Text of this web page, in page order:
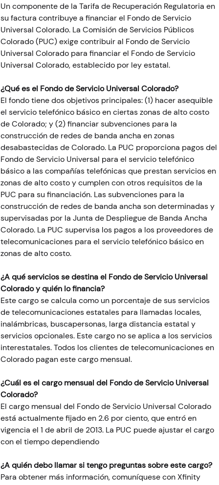
Un componente de la Tarifa de Recuperación Regulatoria en
su factura contribuye a financiar el Fondo de Servicio
Universal Colorado. La Comisión de Servicios Públicos
Colorado (PUC) exige contribuir al Fondo de Servicio
Universal Colorado para financiar el Fondo de Servicio
Universal Colorado, establecido por ley estatal.
¿Qué es el Fondo de Servicio Universal Colorado?
El fondo tiene dos objetivos principales: (1) hacer asequible
el servicio telefónico básico en ciertas zonas de alto costo
de Colorado; y (2) financiar subvenciones para la
construcción de redes de banda ancha en zonas
desabastecidas de Colorado. La PUC proporciona pagos del
Fondo de Servicio Universal para el servicio telefónico
básico a las compañías telefónicas que prestan servicios en
zonas de alto costo y cumplen con otros requisitos de la
PUC para su financiación. Las subvenciones para la
construcción de redes de banda ancha son determinadas y
supervisadas por la Junta de Despliegue de Banda Ancha
Colorado. La PUC supervisa los pagos a los proveedores de
telecomunicaciones para el servicio telefónico básico en
zonas de alto costo.
¿A qué servicios se destina el Fondo de Servicio Universal
Colorado y quién lo financia?
Este cargo se calcula como un porcentaje de sus servicios
de telecomunicaciones estatales para llamadas locales,
inalámbricas, buscapersonas, larga distancia estatal y
servicios opcionales. Este cargo no se aplica a los servicios
interestatales. Todos los clientes de telecomunicaciones en
Colorado pagan este cargo mensual.
¿Cuál es el cargo mensual del Fondo de Servicio Universal
Colorado?
El cargo mensual del Fondo de Servicio Universal Colorado
está actualmente fijado en 2.6 por ciento, que entró en
vigencia el 1 de abril de 2013. La PUC puede ajustar el cargo
con el tiempo dependiendo
¿A quién debo llamar si tengo preguntas sobre este cargo?
Para obtener más información, comuníquese con Xfinity